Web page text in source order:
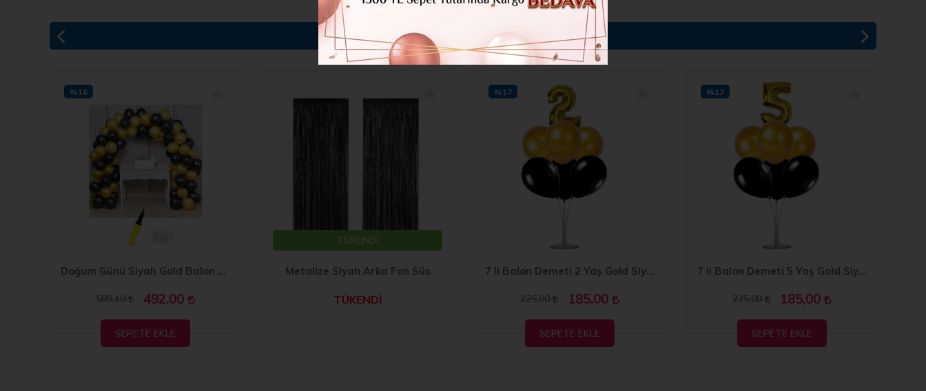
BENZER ÜRÜNLER
Doğum Günü Siyah Gold Balon Zinciri 63 Parça
589,10 492,00
%16
SEPETE EKLE
TÜKENDİ
Metalize Siyah Arka Fon Süs
TÜKENDİ
7 li Balon Demeti 2 Yaş Gold Siyah
225,00 185,00
%17
SEPETE EKLE
7 li Balon Demeti 5 Yaş Gold Siyah Balon
225,00 185,00
%17
SEPETE EKLE